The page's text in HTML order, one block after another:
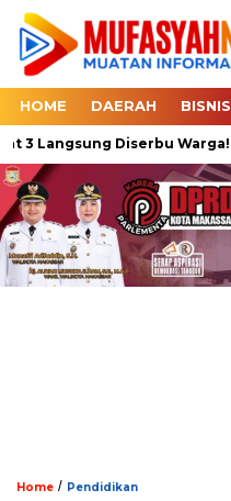
HOME DAERAH BISNIS
3 Langsung Diserbu Warga!
Home / Pendidikan